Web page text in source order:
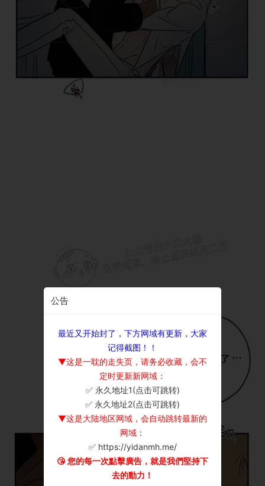
公告
最近又开始封了，下方网域有更新，大家
记得截图！！
▼这是一耽的走失页，请务必收藏，会不
定时更新新网域：
✅ 永久地址1(点击可跳转)
✅ 永久地址2(点击可跳转)
▼这是大陆地区网域，会自动跳转最新的
网域：
✅ https://yidanmh.me/
😘 您的每一次點擊廣告，就是我們堅持下
去的動力！